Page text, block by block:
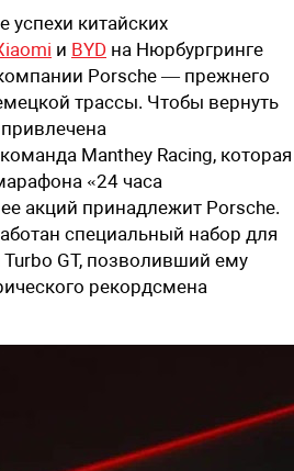
успехи китайских
и BYD на Нюрбургринге
Porsche — прежнего
трассы. Чтобы вернуть
Manthey Racing, которая
«24 часа
акций принадлежит Porsche.
специальный набор для
Turbo GT, позволивший ему
рекордсмена